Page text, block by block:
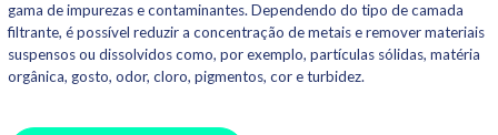
gama de impurezas e contaminantes. Dependendo do tipo de camada
filtrante, é possível reduzir a concentração de metais e remover materiais
suspensos ou dissolvidos como, por exemplo, partículas sólidas, matéria
orgânica, gosto, odor, cloro, pigmentos, cor e turbidez.